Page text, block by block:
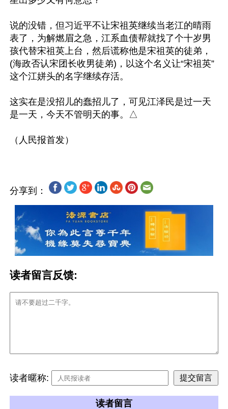
说的没错，但习近平不让宋祖英继续当老江的晴雨
表了，为解燃眉之急，江系血债帮就找了个十岁男
孩代替宋祖英上台，然后谎称他是宋祖英的徒弟，
(海政否认宋团长收男徒弟)，以这个名义让“宋祖英”
这个江姘头的名字继续存活。
这实在是没招儿的蠢招儿了，可见江泽民是过一天
是一天，今天不管明天的事。△
分享到：
读者留言反馈:
读者暱称:
读者留言